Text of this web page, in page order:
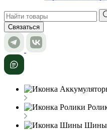
Связаться
Шины